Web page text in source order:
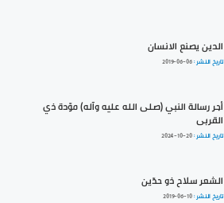
الدين يصنع الانسان
تاريخ النشر :2019-06-06
أجر رسالة النبي (صلى الله عليه وآله) موّدة ذي
القربى
تاريخ النشر :2024-10-20
الشعر سلاح ذو حدّين
تاريخ النشر :2019-06-10